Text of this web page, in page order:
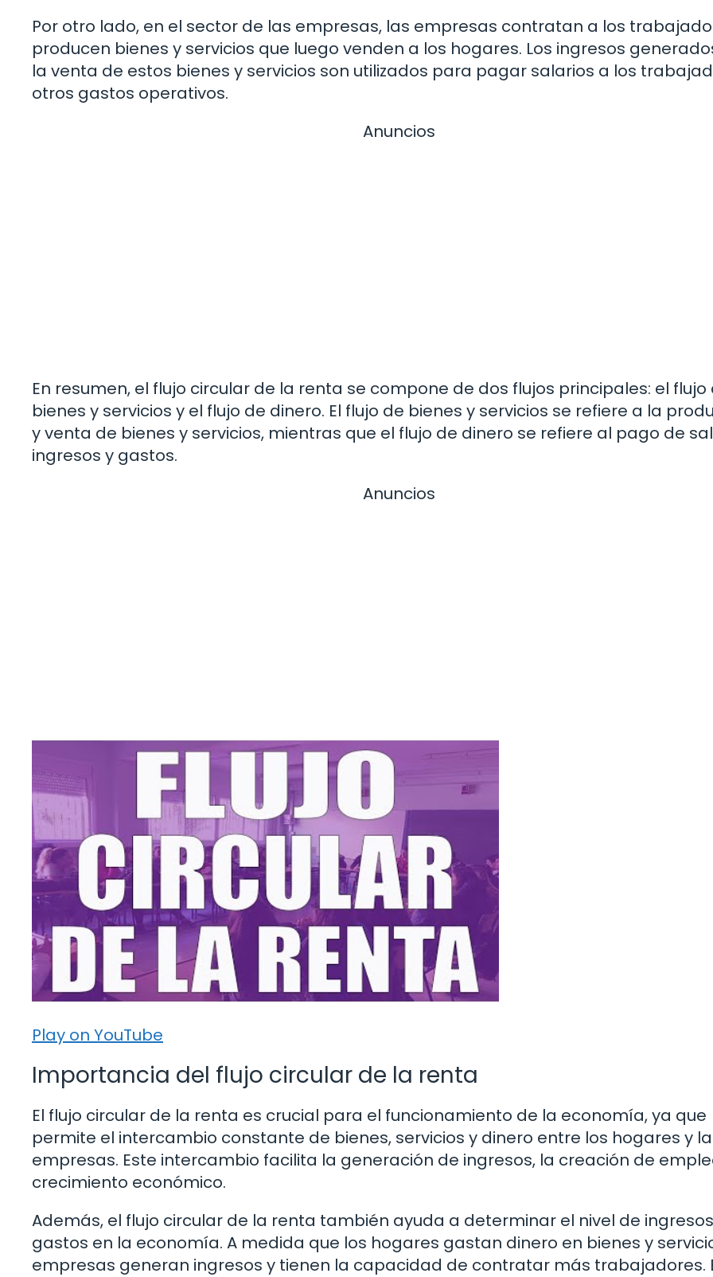
Por otro lado, en el sector de las empresas, las empresas contratan a los
producen bienes y servicios que luego venden a los hogares. Los ingresos
la venta de estos bienes y servicios son utilizados para pagar salarios a los
otros gastos operativos.
Anuncios
En resumen, el flujo circular de la renta se compone de dos flujos principales: el flujo
bienes y servicios y el flujo de dinero. El flujo de bienes y servicios se refiere a la
y venta de bienes y servicios, mientras que el flujo de dinero se refiere al pago de
ingresos y gastos.
Anuncios
Play on YouTube
Importancia del flujo circular de la renta
El flujo circular de la renta es crucial para el funcionamiento de la economía, ya que
permite el intercambio constante de bienes, servicios y dinero entre los hogares y
empresas. Este intercambio facilita la generación de ingresos, la creación de
crecimiento económico.
Además, el flujo circular de la renta también ayuda a determinar el nivel de
gastos en la economía. A medida que los hogares gastan dinero en bienes y
empresas generan ingresos y tienen la capacidad de contratar más trabajadores.